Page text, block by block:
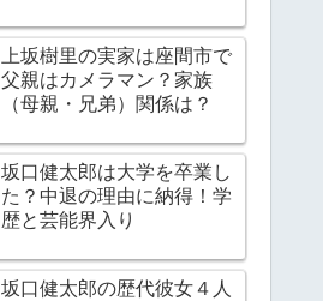
上坂樹里の実家は座間市で
父親はカメラマン？家族
（母親・兄弟）関係は？
坂口健太郎は大学を卒業し
た？中退の理由に納得！学
歴と芸能界入り
坂口健太郎の歴代彼女４人